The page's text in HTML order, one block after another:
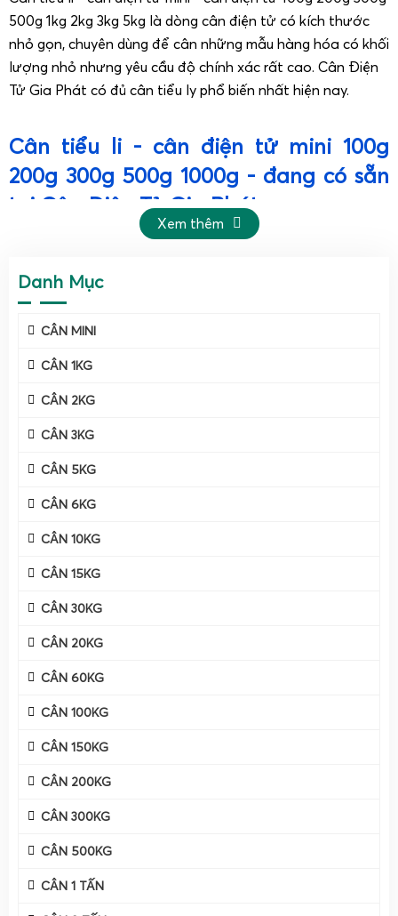
Danh Mục
CÂN MINI
CÂN 1KG
CÂN 2KG
CÂN 3KG
CÂN 5KG
CÂN 6KG
CÂN 10KG
CÂN 15KG
CÂN 30KG
CÂN 20KG
CÂN 60KG
CÂN 100KG
CÂN 150KG
CÂN 200KG
CÂN 300KG
CÂN 500KG
CÂN 1 TẤN
500g 1kg 2kg 3kg 5kg là dòng cân điện tử có kích thước
nhỏ gọn, chuyên dùng để cân những mẫu hàng hóa có khối
lượng nhỏ nhưng yêu cầu độ chính xác rất cao. Cân Điện
Tử Gia Phát có đủ cân tiểu ly phổ biến nhất hiện nay.
Cân tiểu li - cân điện tử mini 100g
200g 300g 500g 1000g - đang có sẵn
tại Cân Điện Tử Gia Phát
Cân tiểu li là gì? Đặc điểm kỹ thuật của cân điện tử
mini 100g 200g 300g 500g 1000g phổ biến hiện nay.
tử có kích thước nhỏ gọn, chuyên dùng để cân những mẫu
hàng hóa có khối lượng nhỏ nhưng yêu cầu độ chính xác
được thiết kế với nhiều mức tải trọng tối đa khác nhau
100g
và sử dụng cá nhân.
Xem thêm